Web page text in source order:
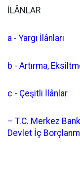
İLÂNLAR
a - Yargı İlânları
b - Artırma,
c - Çeşitli İlânlar
– T.C. Merkez
Devlet İç